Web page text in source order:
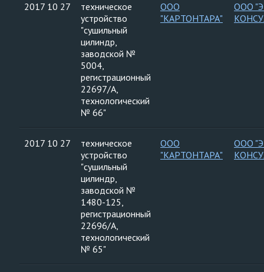
2017 10 27
техническое
устройство
"сушильный
цилиндр,
заводской №
5004,
регистрационный
22697/А,
технологический
№ 66"
ООО
"КАРТОНТАРА"
ООО
2017 10 27
техническое
устройство
"сушильный
цилиндр,
заводской №
1480-125,
регистрационный
22696/А,
технологический
№ 65"
ООО
"КАРТОНТАРА"
ООО